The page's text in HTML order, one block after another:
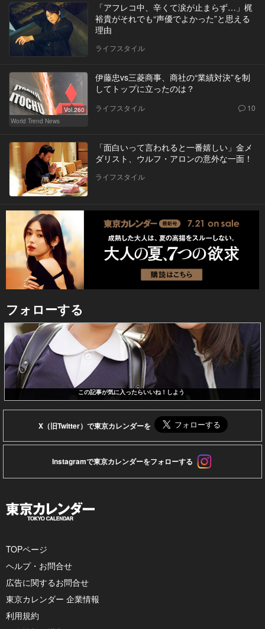
「アフレコ中、辛くて涙が止まらず…」梶
裕貴がそれでも“声優でよかった”と思える
理由
ライフスタイル
Vol.260
World Trend News
伊藤忠vs三菱商事、商社の“業績対決”を制
してトップに立ったのは？
ライフスタイル 10
「面白いって言われると一番嬉しい」金メ
ダリスト、ウルフ・アロンの意外な一面！
ライフスタイル
フォローする
この記事が気に入ったらいいね！しよう
X（旧Twitter）で東京カレンダーを
Instagramで東京カレンダーをフォローする
TOPページ
ヘルプ・お問合せ
広告に関するお問合せ
東京カレンダー 企業情報
利用規約